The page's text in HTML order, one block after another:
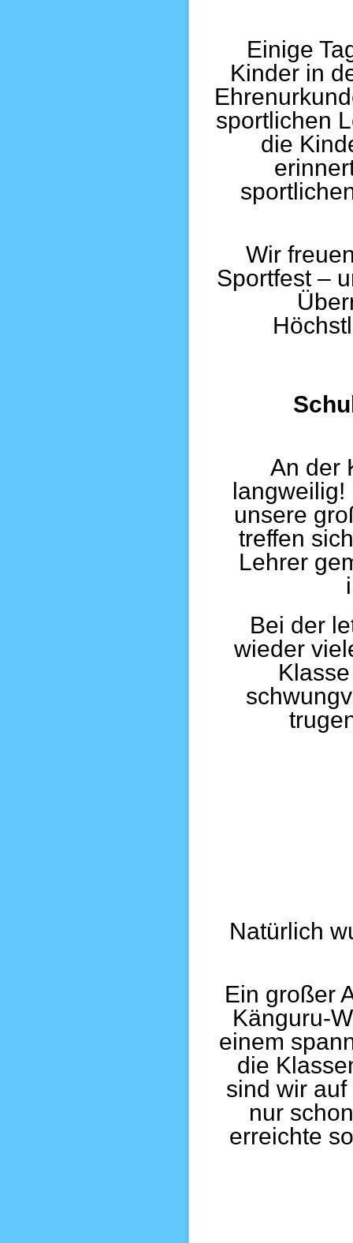
Einige
Kinder in
sportlichen
die
Wir
Sportfest –
An der
langweilig!
unsere
treffen
Lehrer
Bei der
wieder
Natürlich
Ein großer
Känguru-
einem
die
sind wir
nur
erreichte